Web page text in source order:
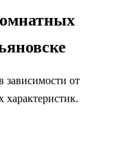
зависимости от